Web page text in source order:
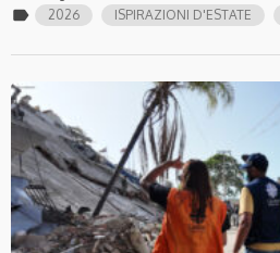
label 2026 ISPIRAZIONI D'ESTATE